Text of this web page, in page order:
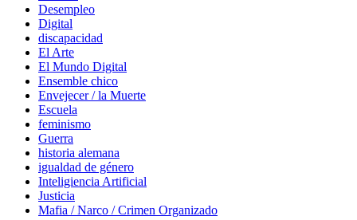
Desempleo
Digital
discapacidad
El Arte
El Mundo Digital
Ensemble chico
Envejecer / la Muerte
Escuela
feminismo
Guerra
historia alemana
igualdad de género
Inteligiencia Artificial
Justicia
Mafia / Narco / Crimen Organizado